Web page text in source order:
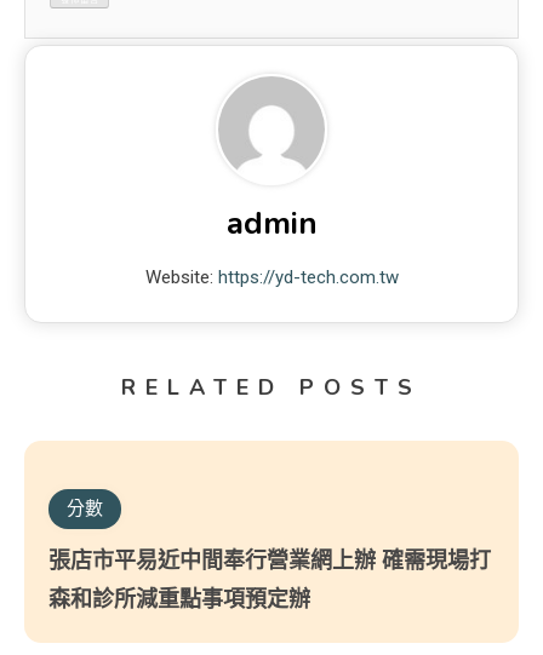
admin
Website: https://yd-tech.com.tw
RELATED POSTS
分數
張店市平易近中間奉行營業網上辦 確需現場打
森和診所減重點事項預定辦